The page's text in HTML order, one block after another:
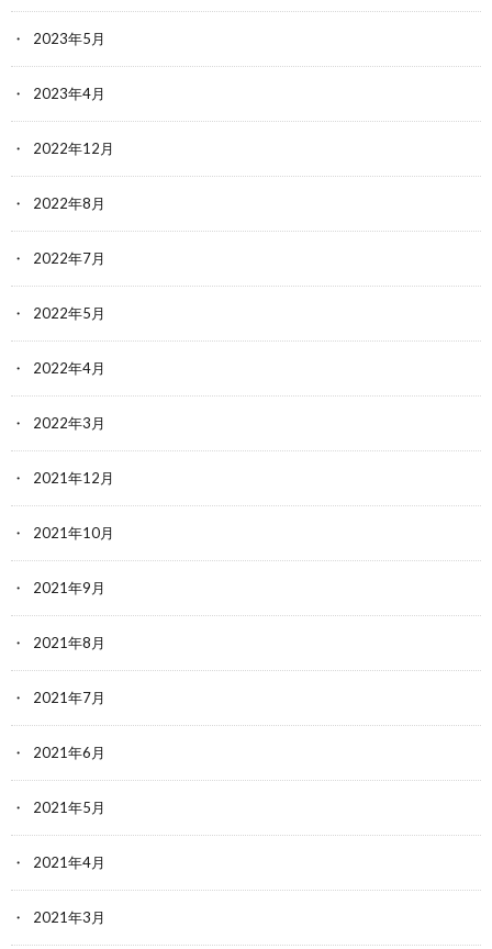
2023年5月
2023年4月
2022年12月
2022年8月
2022年7月
2022年5月
2022年4月
2022年3月
2021年12月
2021年10月
2021年9月
2021年8月
2021年7月
2021年6月
2021年5月
2021年4月
2021年3月